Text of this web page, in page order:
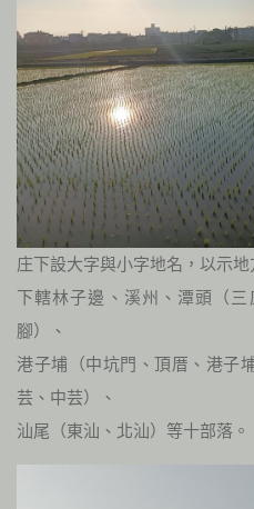
庄下設大字與小字地名，以示地
下轄林子邊、溪州、潭頭（
腳）、
港子埔（中坑門、頂厝、港子
芸、中芸）、
汕尾（東汕、北汕）等十部落。